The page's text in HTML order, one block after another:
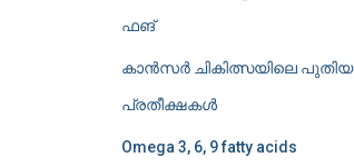
ഫങ്
കാൻസർ ചികിത്സയിലെ പുതിയ
പ്രതീക്ഷകൾ
Omega 3, 6, 9 fatty acids